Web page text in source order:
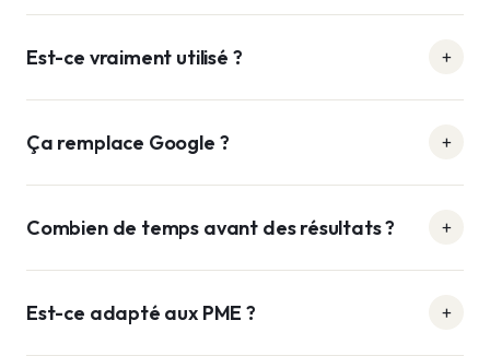
Est-ce vraiment utilisé ?
Ça remplace Google ?
Combien de temps avant des résultats ?
Est-ce adapté aux PME ?